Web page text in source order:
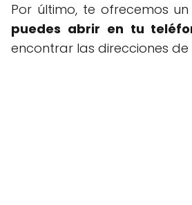
Por último, te ofrecemos un
puedes abrir en tu
encontrar las direcciones de